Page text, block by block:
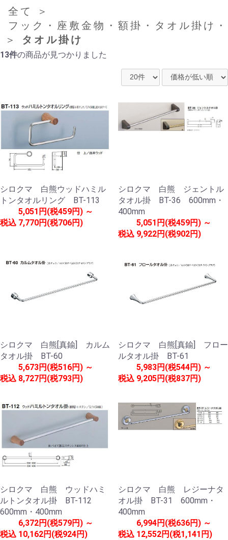
全て
＞
フック・座敷金物・額掛・タオル掛け
＞
タオル掛け
13件の商品が見つかりました
シロクマ 白熊ウッドハミル
トンタオルリング BT-113
税込
5,051円(税459円) ～
7,770円(税706円)
シロクマ 白熊 ジェントル
タオル掛 BT-36 600mm・
400mm
税込
5,051円(税459円) ～
9,922円(税902円)
シロクマ 白熊[真鍮] カルム
タオル掛 BT-60
税込
5,673円(税516円) ～
8,727円(税793円)
シロクマ 白熊[真鍮] フロー
ルタオル掛 BT-61
税込
5,983円(税544円) ～
9,205円(税837円)
シロクマ 白熊 ウッドハミ
ルトンタオル掛 BT-112
600mm・400mm
税込
6,372円(税579円) ～
10,162円(税924円)
シロクマ 白熊 レジーナタ
オル掛 BT-31 600mm・
400mm
税込
6,994円(税636円) ～
12,552円(税1,141円)